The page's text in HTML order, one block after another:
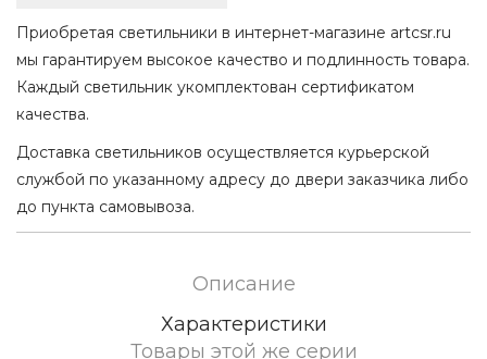
Приобретая светильники в интернет-магазине artcsr.ru
мы гарантируем высокое качество и подлинность товара.
Каждый светильник укомплектован сертификатом
качества.
Доставка светильников осуществляется курьерской
службой по указанному адресу до двери заказчика либо
до пункта самовывоза.
Описание
Характеристики
Товары этой же серии